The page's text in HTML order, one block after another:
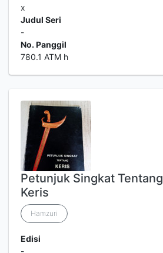
x
Judul Seri
-
No. Panggil
780.1 ATM h
Petunjuk Singkat Tentang
Keris
Hamzuri
Edisi
-